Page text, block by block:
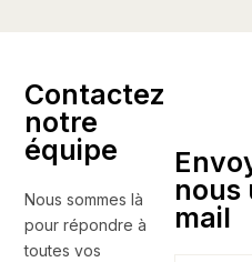
Contactez
notre
équipe
Nous sommes là
pour répondre à
toutes vos
nous
mail